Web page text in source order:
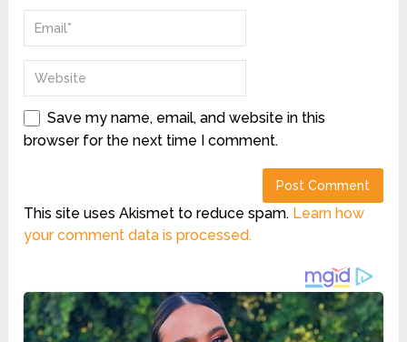
Save my name, email, and website in this
browser for the next time I comment.
This site uses Akismet to reduce spam. Learn how
your comment data is processed.